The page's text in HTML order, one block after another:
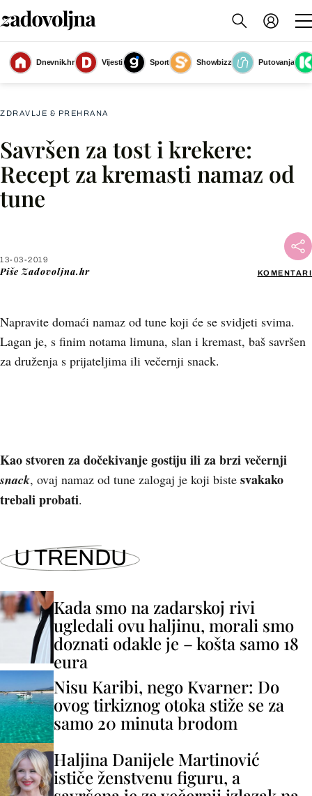
Dnevnik.hr Vijesti Sport Showbizz
Putovanja
Namaz od tune
(Foto: Getty Images)
ZDRAVLJE & PREHRANA
Savršen za tost i krekere:
Recept za kremasti namaz od
tune
13-03-2019
Piše Zadovoljna.hr KOMENTARI
Napravite domaći namaz od tune koji će se svidjeti svima.
Lagan je, s finim notama limuna, slan i kremast, baš savršen
za druženja s prijateljima ili večernji snack.
Facebook
Kao stvoren za dočekivanje gostiju ili za brzi večernji
snack, ovaj namaz od tune zalogaj je koji biste svakako
trebali probati.
U TRENDU
Kada smo na zadarskoj rivi
ugledali ovu haljinu, morali smo
doznati odakle je – košta samo 18
eura
Nisu Karibi, nego Kvarner: Do
ovog tirkiznog otoka stiže se za
samo 20 minuta brodom
Haljina Danijele Martinović
ističe ženstvenu figuru, a